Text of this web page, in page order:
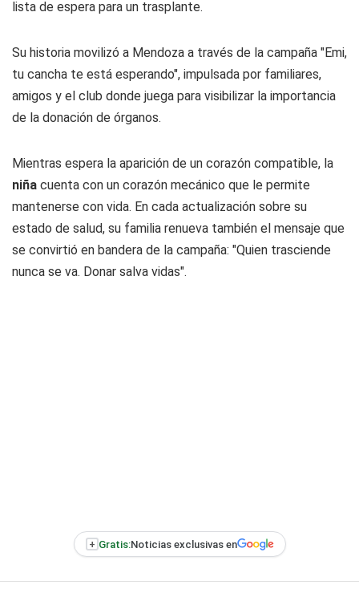
lista de espera para un trasplante.
Su historia movilizó a Mendoza a través de la campaña "Emi,
tu cancha te está esperando", impulsada por familiares,
amigos y el club donde juega para visibilizar la importancia
de la donación de órganos.
Mientras espera la aparición de un corazón compatible, la
niña cuenta con un corazón mecánico que le permite
mantenerse con vida. En cada actualización sobre su
estado de salud, su familia renueva también el mensaje que
se convirtió en bandera de la campaña: "Quien trasciende
nunca se va. Donar salva vidas".
+ Gratis:Noticias exclusivas en